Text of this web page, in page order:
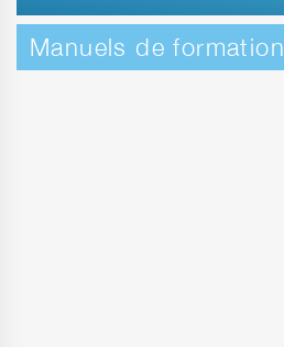
Manuels de formation